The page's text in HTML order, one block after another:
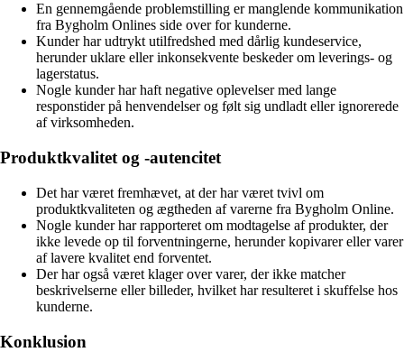
En gennemgående problemstilling er manglende kommunikation
fra Bygholm Onlines side over for kunderne.
Kunder har udtrykt utilfredshed med dårlig kundeservice,
herunder uklare eller inkonsekvente beskeder om leverings- og
lagerstatus.
Nogle kunder har haft negative oplevelser med lange
responstider på henvendelser og følt sig undladt eller ignorerede
af virksomheden.
Produktkvalitet og -autencitet
Det har været fremhævet, at der har været tvivl om
produktkvaliteten og ægtheden af varerne fra Bygholm Online.
Nogle kunder har rapporteret om modtagelse af produkter, der
ikke levede op til forventningerne, herunder kopivarer eller varer
af lavere kvalitet end forventet.
Der har også været klager over varer, der ikke matcher
beskrivelserne eller billeder, hvilket har resulteret i skuffelse hos
kunderne.
Konklusion